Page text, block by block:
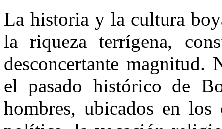
La historia y la cultura
la riqueza terrígena,
desconcertante magnitud.
el pasado histórico de
hombres, ubicados en